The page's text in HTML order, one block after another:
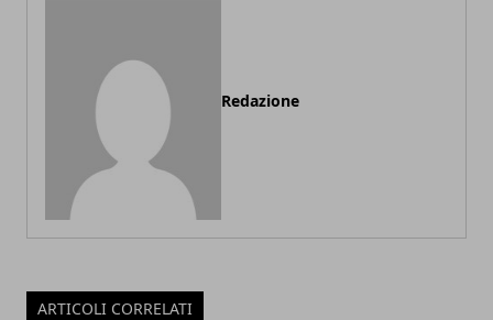
Redazione
ARTICOLI CORRELATI